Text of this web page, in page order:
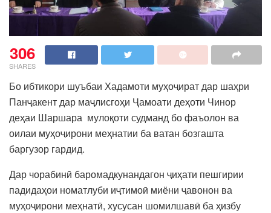
306
SHARES
Бо ибтикори шуъбаи Хадамоти муҳоҷират дар шаҳри
Панҷакент дар маҷлисгоҳи Ҷамоати деҳоти Чинор
деҳаи Шаршара мулоқоти судманд бо фаъолон ва
оилаи муҳоҷирони меҳнатии ба ватан бозгашта
баргузор гардид.
Дар чорабинӣ баромадкунандагон ҷиҳати пешгирии
падидаҳои номатлуби иҷтимоӣ миёни ҷавонон ва
муҳоҷирони меҳнатӣ, хусусан шомилшавӣ ба ҳизбу